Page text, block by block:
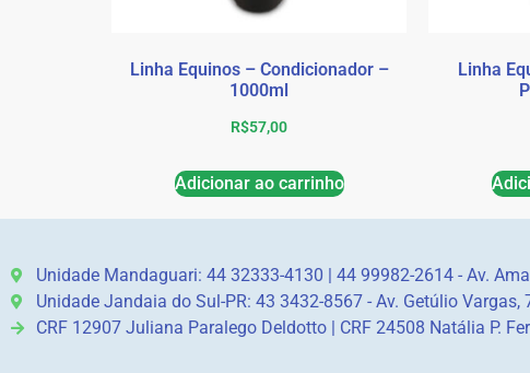
Linha Equinos – Condicionador –
1000ml
R$57,00
Adicionar ao carrinho
Linha
Unidade Mandaguari: 44 32333-4130 | 44 99982-2614 - Av.
Unidade Jandaia do Sul-PR: 43 3432-8567 - Av. Getúlio Vargas,
CRF 12907 Juliana Paralego Deldotto | CRF 24508 Natália P.